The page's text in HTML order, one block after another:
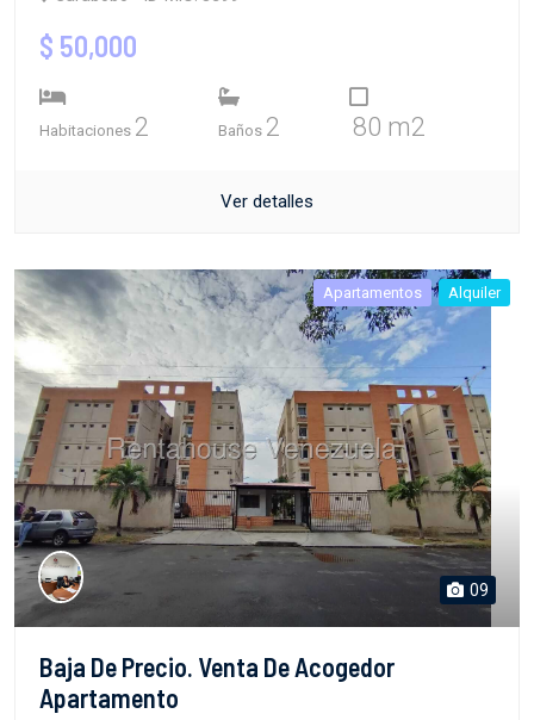
$ 50,000
Habitaciones 2 Baños 2 80 m2
Ver detalles
Apartamentos Alquiler
09
Baja De Precio. Venta De Acogedor
Apartamento